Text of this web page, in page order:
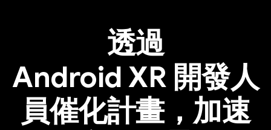
透過
Android XR 開發人
員催化計畫，加速